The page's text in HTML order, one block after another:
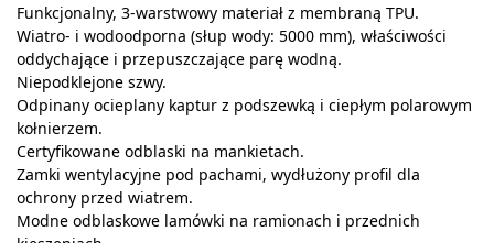
Funkcjonalny, 3-warstwowy materiał z membraną TPU.
Wiatro- i wodoodporna (słup wody: 5000 mm), właściwości
oddychające i przepuszczające parę wodną.
Niepodklejone szwy.
Odpinany ocieplany kaptur z podszewką i ciepłym polarowym
kołnierzem.
Certyfikowane odblaski na mankietach.
Zamki wentylacyjne pod pachami, wydłużony profil dla
ochrony przed wiatrem.
Modne odblaskowe lamówki na ramionach i przednich